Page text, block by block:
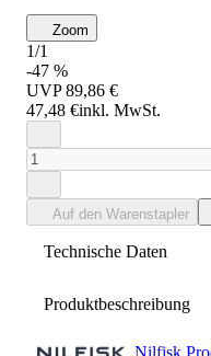
Zoom
1/1
-47 %
UVP 89,86 €
47,48 €inkl. MwSt.
Auf den Warenstapler
Technische Daten
Produktbeschreibung
Nilfisk